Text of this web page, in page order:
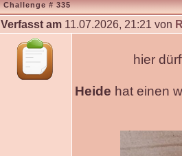
Challenge # 335
Verfasst am 11.07.2026, 21:21 von
hier
Heide hat einen